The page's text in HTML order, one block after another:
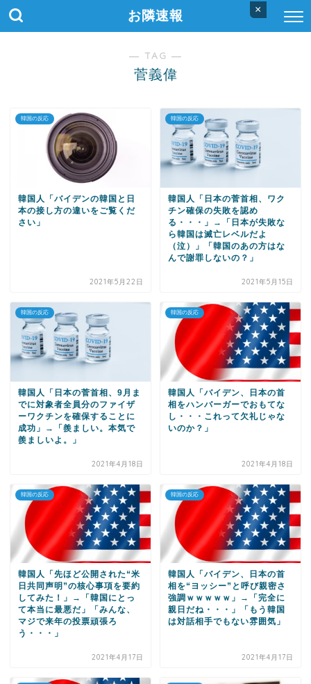
×
お隣速報
― TAG ―
菅義偉
韓国の反応
韓国人「バイデンの韓国と日
本の接し方の違いをご覧くだ
さい」
2021年5月22日
韓国の反応
韓国人「日本の菅首相、ワク
チン確保の失敗を認め
る・・・」→「日本が失敗な
ら韓国は滅亡レベルだよ
（泣）」「韓国のあの方はな
んで謝罪しないの？」
2021年5月15日
韓国の反応
韓国人「日本の菅首相、9月ま
でに対象者全員分のファイザ
ーワクチンを確保することに
成功」→「羨ましい。本気で
羨ましいよ。」
2021年4月18日
韓国の反応
韓国人「バイデン、日本の首
相をハンバーガーでおもてな
し・・・これって欠礼じゃな
いのか？」
2021年4月18日
韓国の反応
韓国人「先ほど公開された“米
日共同声明”の核心事項を要約
してみた！」→「韓国にとっ
て本当に最悪だ」「みんな、
マジで来年の投票頑張ろ
う・・・」
2021年4月17日
韓国の反応
韓国人「バイデン、日本の首
相を“ヨッシー”と呼び親密さ
強調ｗｗｗｗｗ」→「完全に
親日だね・・・」「もう韓国
は対話相手でもない雰囲気」
2021年4月17日